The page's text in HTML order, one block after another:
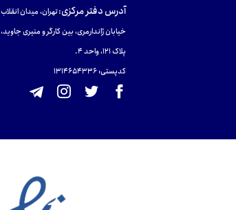
آدرس دفتر مرکزی:تهران، میدان انقلاب
خیابان ژاندارمری، بین کارگر و منیری جاوید،
پلاک 121، واحد ۴.
کدپستی: 131465433۶